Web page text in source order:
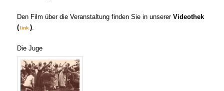
Den Film über die Veranstaltung finden Sie in unsererVideothek
(link).
Die Juge